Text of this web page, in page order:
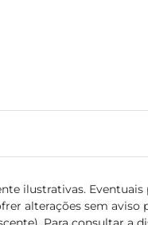
ilustrativas. Eventuais
alterações sem aviso